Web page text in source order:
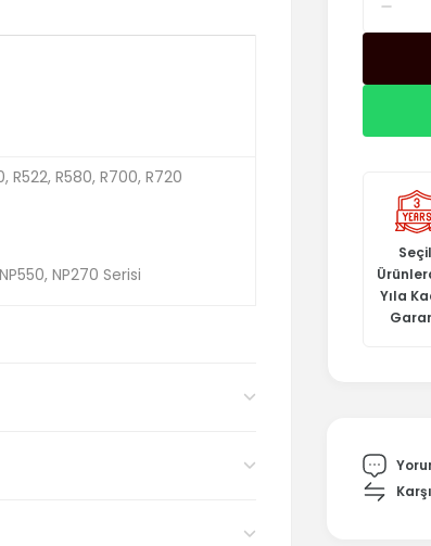
R522, R580, R700, R720
NP270 Serisi
Yıla